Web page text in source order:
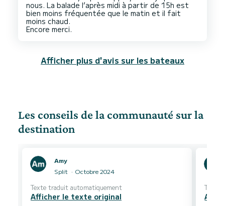
nous. La balade l’après midi à partir de 15h est
bien moins fréquentée que le matin et il fait
moins chaud.
Afficher plus d'avis sur les bateaux
Les conseils de la communauté sur la
destination
Amy
Split
Octobre 2024
Texte traduit automatiquement
Afficher le texte original
Texte